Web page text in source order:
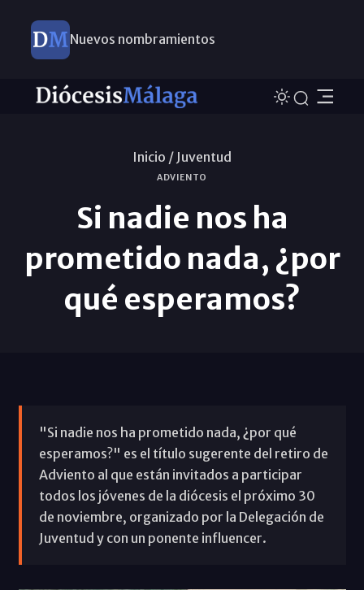
Nuevos nombramientos
Inicio / Juventud
ADVIENTO
Si nadie nos ha
prometido nada, ¿por
qué esperamos?
"Si nadie nos ha prometido nada, ¿por qué
esperamos?" es el título sugerente del retiro de
Adviento al que están invitados a participar
todos los jóvenes de la diócesis el próximo 30
de noviembre, organizado por la Delegación de
Juventud y con un ponente influencer.